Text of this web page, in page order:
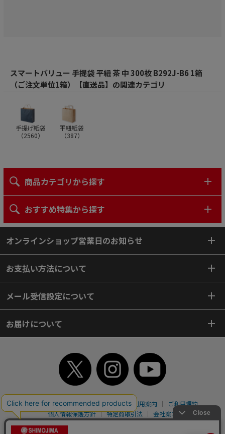
スマートバリュー 手提袋 平紐 茶 中 300枚 B292J-B6 1箱
（ご注文単位1箱）【直送品】の関連カテゴリ
手提げ紙袋
（2560）
平紐紙袋
（387）
商品カテゴリから探す
おすすめ特集から探す
オンラインショップ営業日のお知らせ
お支払い方法について
メール受信設定について
お届けについて
TOP 初めてご利用のお客様へ ご利用案内
ご利用規約
個人情報保護方針
特定商取引法
会社案内
よくあるご質問